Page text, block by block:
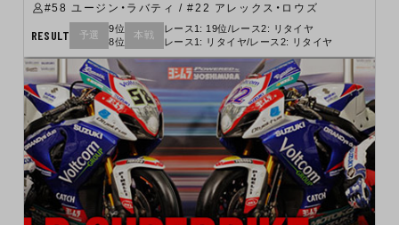
#58 ユージン・ラバティ / #22 アレックス・ロウズ
RESULT 予選
9位
8位
本戦
レース1: 19位/レース2: リタイヤ
レース1: リタイヤ/レース2: リタイヤ